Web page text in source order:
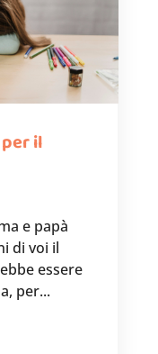
il
e papà
di voi il
essere
per...